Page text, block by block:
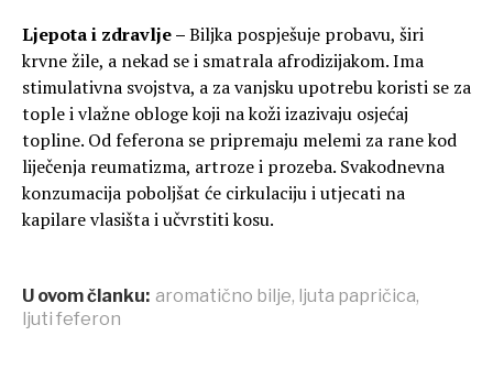
Ljepota i zdravlje –Biljka pospješuje probavu, širi
krvne žile, a nekad se i smatrala afrodizijakom. Ima
stimulativna svojstva, a za vanjsku upotrebu koristi se za
tople i vlažne obloge koji na koži izazivaju osjećaj
topline. Od feferona se pripremaju melemi za rane kod
liječenja reumatizma, artroze i prozeba. Svakodnevna
konzumacija poboljšat će cirkulaciju i utjecati na
kapilare vlasišta i učvrstiti kosu.
U ovom članku: aromatično bilje, ljuta papričica,
ljuti feferon